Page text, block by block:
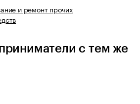
и ремонт прочих
с тем же